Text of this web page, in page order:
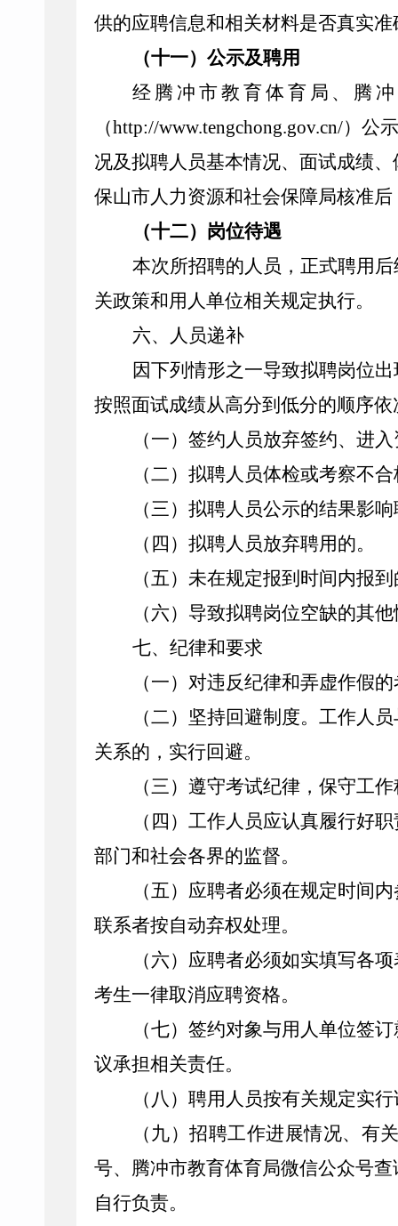
供的应聘信息和相关材料是否真实
（十一）公示及聘用
经腾冲市教育体育局、腾
（http://www.tengchong.gov.cn/）
况及拟聘人员基本情况、面试成绩
保山市人力资源和社会保障局核准
（十二）岗位待遇
本次所招聘的人员，正式聘用
关政策和用人单位相关规定执行。
六、人员递补
因下列情形之一导致拟聘岗位
按照面试成绩从高分到低分的顺序依
（一）签约人员放弃签约、进
（二）拟聘人员体检或考察不
（三）拟聘人员公示的结果影
（四）拟聘人员放弃聘用的。
（五）未在规定报到时间内报
（六）导致拟聘岗位空缺的其
七、纪律和要求
（一）对违反纪律和弄虚作假
（二）坚持回避制度。工作人
关系的，实行回避。
（三）遵守考试纪律，保守工
（四）工作人员应认真履行好
部门和社会各界的监督。
（五）应聘者必须在规定时间
联系者按自动弃权处理。
（六）应聘者必须如实填写各
考生一律取消应聘资格。
（七）签约对象与用人单位签
议承担相关责任。
（八）聘用人员按有关规定实
（九）招聘工作进展情况、有
号、 腾冲市教育体育局微信公众号
自行负责。